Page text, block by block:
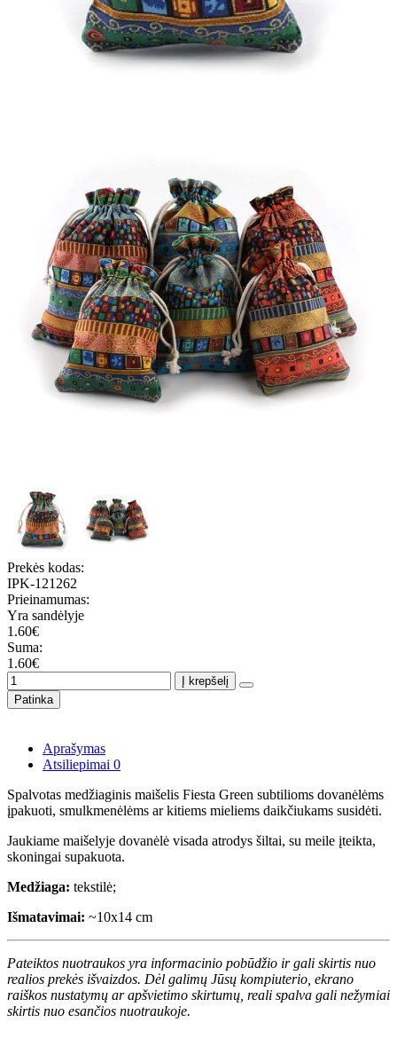
Prekės kodas:
IPK-121262
Prieinamumas:
Yra sandėlyje
1.60€
Suma:
1.60€
Į krepšelį
Patinka
Aprašymas
Atsiliepimai 0
Spalvotas medžiaginis maišelis Fiesta Green subtilioms dovanėlėms
įpakuoti, smulkmenėlėms ar kitiems mieliems daikčiukams susidėti.
Jaukiame maišelyje dovanėlė visada atrodys šiltai, su meile įteikta,
skoningai supakuota.
Medžiaga: tekstilė;
Išmatavimai: ~10x14 cm
Pateiktos nuotraukos yra informacinio pobūdžio ir gali skirtis nuo
realios prekės išvaizdos. Dėl galimų Jūsų kompiuterio, ekrano
raiškos nustatymų ar apšvietimo skirtumų, reali spalva gali nežymiai
skirtis nuo esančios nuotraukoje.